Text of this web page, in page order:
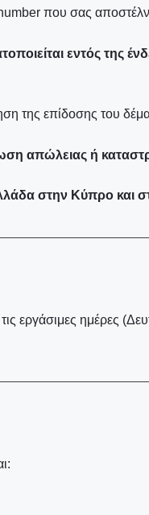
που σας
εντός της
της επίδοσης του
απώλειας ή
στην Κύπρο και
τις εργάσιμες